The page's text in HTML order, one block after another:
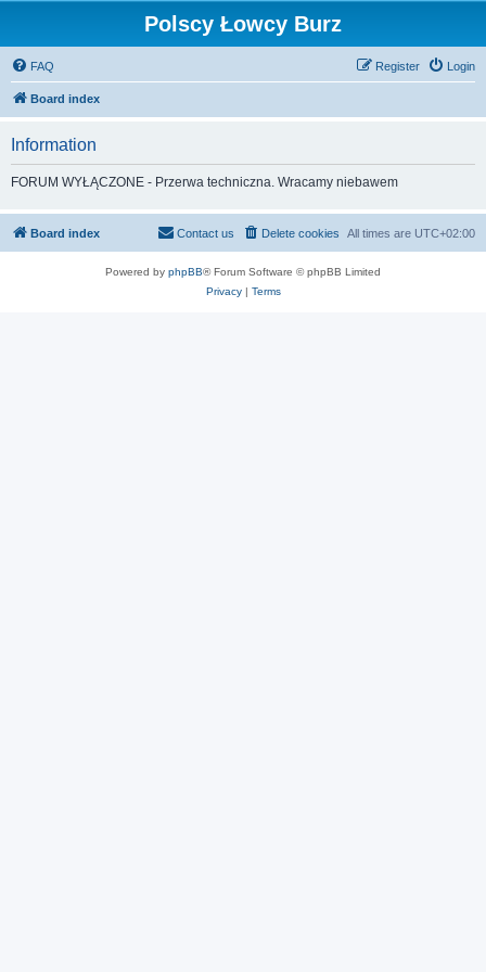
Polscy Łowcy Burz
FAQ Login
Register
Board index
Information
FORUM WYŁĄCZONE - Przerwa techniczna. Wracamy niebawem
Board index All times are UTC+02:00
Delete cookies
Contact us
Powered by phpBB® Forum Software © phpBB Limited
Privacy| Terms